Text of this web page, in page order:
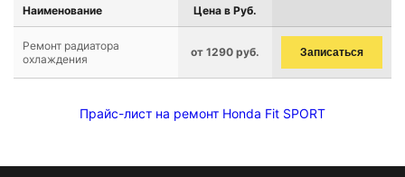
Наименование Цена в Руб.
Ремонт радиатора
охлаждения
от 1290 руб. Записаться
Прайс-лист на ремонт Honda Fit SPORT